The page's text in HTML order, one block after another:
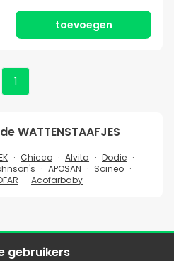
toevoegen
1
WATTENSTAAFJES
Chicco Alvita
Dodie
APOSAN
Soineo
Acofarbaby
gebruikers